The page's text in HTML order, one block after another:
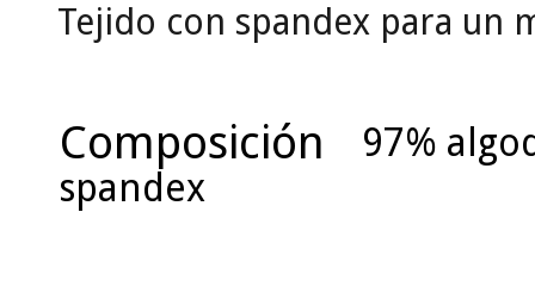
Tejido con spandex para un
Composición
97%
spandex